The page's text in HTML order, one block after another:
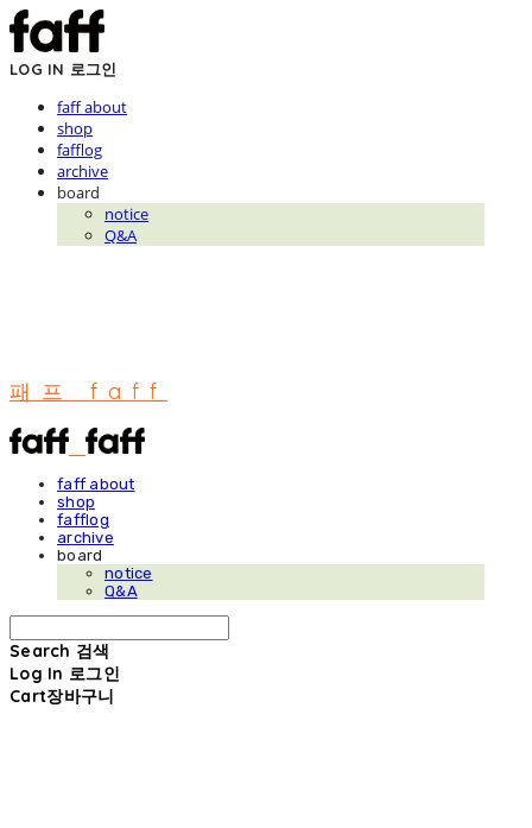
LOG IN 로그인
faff about
shop
fafflog
archive
board
notice
Q&A
패프 faff
faff about
shop
fafflog
archive
board
notice
Q&A
Search 검색
Log In 로그인
Cart장바구니